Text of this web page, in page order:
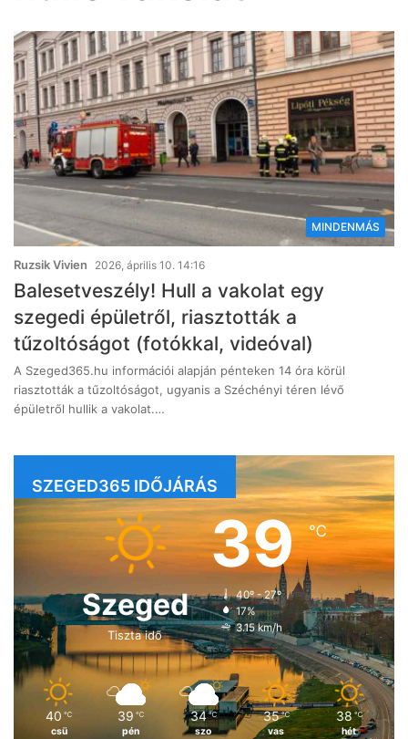
MINDENMÁS
Ruzsik Vivien 2026, április 10. 14:16
Balesetveszély! Hull a vakolat egy
szegedi épületről, riasztották a
tűzoltóságot (fotókkal, videóval)
A Szeged365.hu információi alapján pénteken 14 óra körül
riasztották a tűzoltóságot, ugyanis a Széchényi téren lévő
épületről hullik a vakolat.…
SZEGED365 IDŐJÁRÁS
Szeged
Tiszta idő
39℃
40º - 27º
17%
3.15 km/h
40 ℃
csü
39 ℃
pén
34 ℃
szo
35 ℃
vas
38 ℃
hét